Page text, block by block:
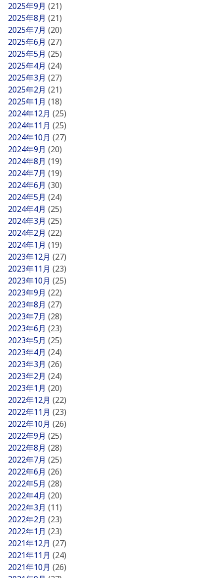
2025年9月 (21)
2025年8月 (21)
2025年7月 (20)
2025年6月 (27)
2025年5月 (25)
2025年4月 (24)
2025年3月 (27)
2025年2月 (21)
2025年1月 (18)
2024年12月 (25)
2024年11月 (25)
2024年10月 (27)
2024年9月 (20)
2024年8月 (19)
2024年7月 (19)
2024年6月 (30)
2024年5月 (24)
2024年4月 (25)
2024年3月 (25)
2024年2月 (22)
2024年1月 (19)
2023年12月 (27)
2023年11月 (23)
2023年10月 (25)
2023年9月 (22)
2023年8月 (27)
2023年7月 (28)
2023年6月 (23)
2023年5月 (25)
2023年4月 (24)
2023年3月 (26)
2023年2月 (24)
2023年1月 (20)
2022年12月 (22)
2022年11月 (23)
2022年10月 (26)
2022年9月 (25)
2022年8月 (28)
2022年7月 (25)
2022年6月 (26)
2022年5月 (28)
2022年4月 (20)
2022年3月 (11)
2022年2月 (23)
2022年1月 (23)
2021年12月 (27)
2021年11月 (24)
2021年10月 (26)